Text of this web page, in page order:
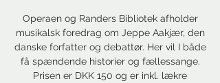
Operaen og Randers Bibliotek afholder
musikalsk foredrag om Jeppe Aakjær, den
danske forfatter og debattør. Her vil I både
få spændende historier og fællessange.
Prisen er DKK 150 og er inkl. lækre